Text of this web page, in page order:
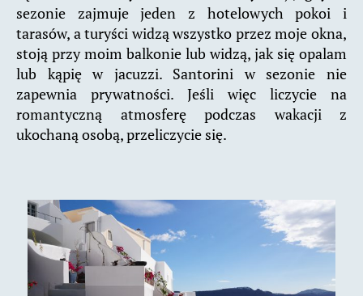
sezonie zajmuje jeden z hotelowych pokoi i
tarasów, a turyści widzą wszystko przez moje okna,
stoją przy moim balkonie lub widzą, jak się opalam
lub kąpię w jacuzzi. Santorini w sezonie nie
zapewnia prywatności. Jeśli więc liczycie na
romantyczną atmosferę podczas wakacji z
ukochaną osobą, przeliczycie się.